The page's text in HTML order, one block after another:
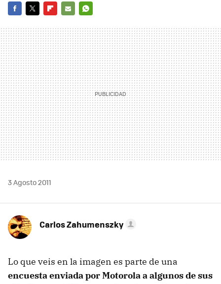
MAIL
3 Agosto 2011
Carlos Zahumenszky
Lo que veis en la imagen es parte de una
encuesta enviada por Motorola a algunos de sus